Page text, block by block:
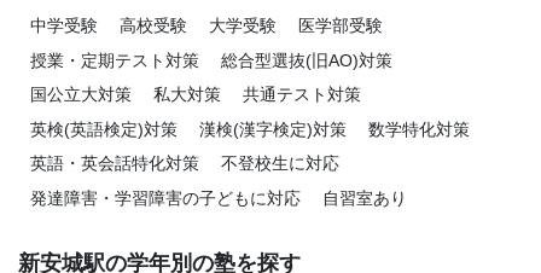
中学受験 高校受験 大学受験
医学部受験
授業・定期テスト対策
総合型選抜(旧AO)対策
国公立大対策
私大対策
共通テスト対策
英検(英語検定)対策
漢検(漢字検定)対策
数学特化対策
英語・英会話特化対策
不登校生に対応
発達障害・学習障害の子どもに対応
自習室あり
新安城駅の学年別の塾を探す